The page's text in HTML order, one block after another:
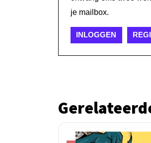
je mailbox.
INLOGGEN